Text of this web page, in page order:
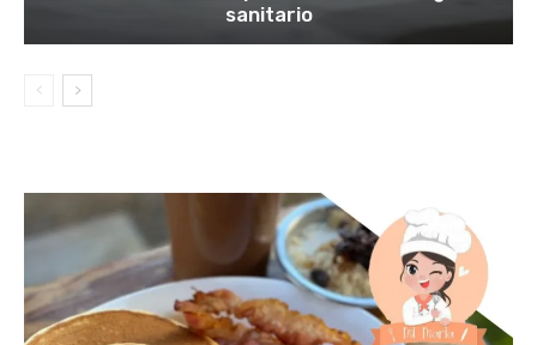
sanitario